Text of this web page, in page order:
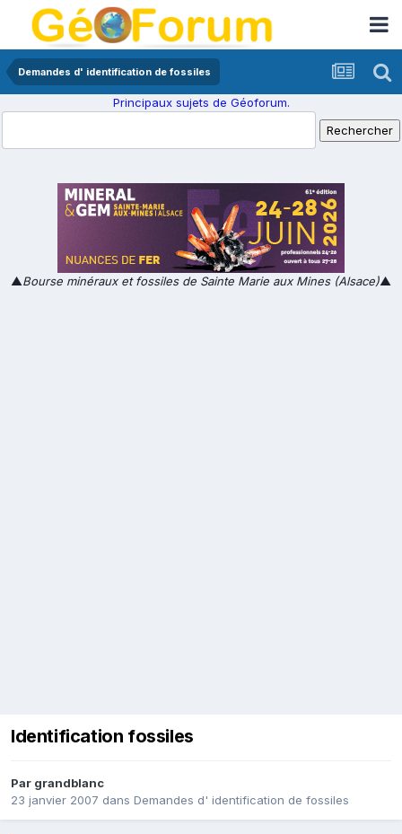
Demandes d' identification de fossiles
Principaux sujets de Géoforum.
▲Bourse minéraux et fossiles de Sainte Marie aux Mines (Alsace)▲
Identification fossiles
Par grandblanc
23 janvier 2007 dans Demandes d' identification de fossiles